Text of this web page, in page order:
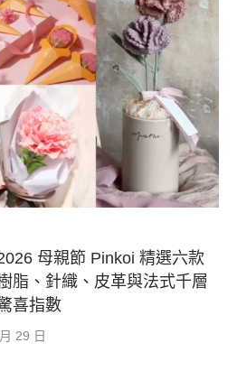
母親節 Pinkoi 精選六款
脂、針織、皮革與法式千層
喜指數
29 日